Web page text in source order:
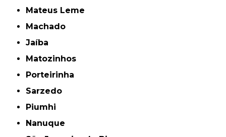
Mateus Leme
Machado
Jaíba
Matozinhos
Porteirinha
Sarzedo
Piumhi
Nanuque